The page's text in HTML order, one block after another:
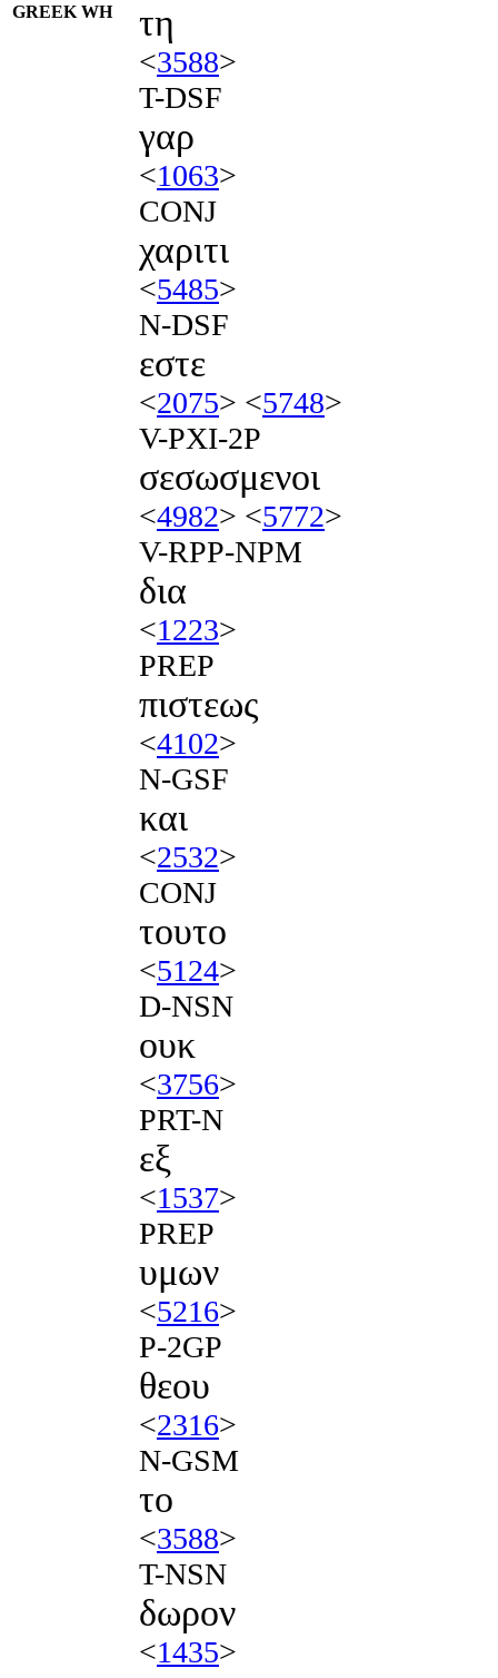
GREEK WH τη
<3588>
T-DSF
γαρ
<1063>
CONJ
χαριτι
<5485>
N-DSF
εστε
<2075> <5748>
V-PXI-2P
σεσωσμενοι
<4982> <5772>
V-RPP-NPM
δια
<1223>
PREP
πιστεως
<4102>
N-GSF
και
<2532>
CONJ
τουτο
<5124>
D-NSN
ουκ
<3756>
PRT-N
εξ
<1537>
PREP
υμων
<5216>
P-2GP
θεου
<2316>
N-GSM
το
<3588>
T-NSN
δωρον
<1435>